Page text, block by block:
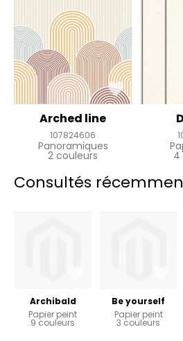
Arched line
107824606
Panoramiques
2 couleurs 4
Consultés
Archibald
Papier peint
9 couleurs
Be yourself
Papier peint
3 couleurs